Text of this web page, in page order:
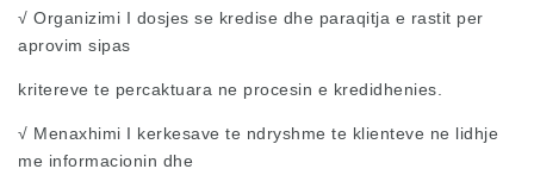
√ Organizimi I dosjes se kredise dhe paraqitja e rastit per
aprovim sipas
kritereve te percaktuara ne procesin e kredidhenies.
√ Menaxhimi I kerkesave te ndryshme te klienteve ne lidhje
me informacionin dhe